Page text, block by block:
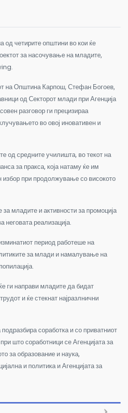
четирите општини во кои ќе
за насочување на младите,
на Општина Карпош, Стефан Богоев,
од Секторот млади при Агенција
разговор ги прецизираа
во овој иновативен и
од средните училишта, во текот на
за пракса, која натаму ќе им
избор при продолжување со високото
за младите и активности за промоција
неговата реализација.
период работеше на
за млади и намалување на
ги направи младите да бидат
и ќе стекнат најразлнични
соработка и со приватниот
што соработници се Агенцијата за
за образование и наука,
и политика и Агенцијата за